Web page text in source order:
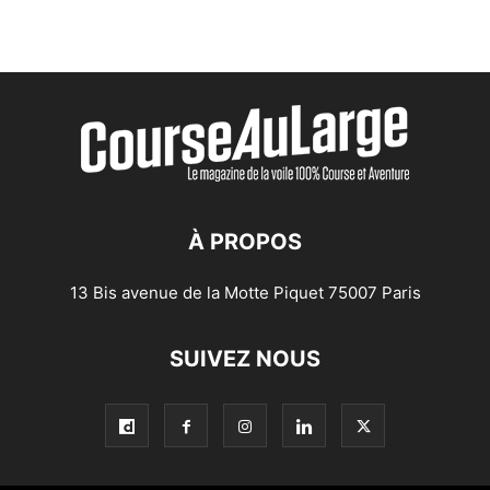
À PROPOS
13 Bis avenue de la Motte Piquet 75007 Paris
SUIVEZ NOUS